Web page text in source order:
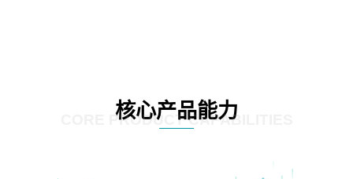
核心产品能力
CORE PRODUCT CAPABILITIES